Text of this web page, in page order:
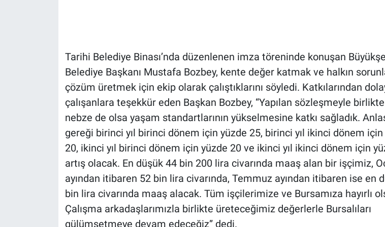
Tarihi Belediye Binası’nda düzenlenen imza töreninde konuşan
Belediye Başkanı Mustafa Bozbey, kente değer katmak ve halkın
çözüm üretmek için ekip olarak çalıştıklarını söyledi. Katkılarından
çalışanlara teşekkür eden Başkan Bozbey, “Yapılan sözleşmeyle
nebze de olsa yaşam standartlarının yükselmesine katkı sağladık.
gereği birinci yıl birinci dönem için yüzde 25, birinci yıl ikinci dönem için
20, ikinci yıl birinci dönem için yüzde 20 ve ikinci yıl ikinci dönem için
artış olacak. En düşük 44 bin 200 lira civarında maaş alan bir işçimiz,
ayından itibaren 52 bin lira civarında, Temmuz ayından itibaren ise en
bin lira civarında maaş alacak. Tüm işçilerimize ve Bursamıza hayırlı
Çalışma arkadaşlarımızla birlikte üreteceğimiz değerlerle Bursalıları
gülümsetmeye devam edeceğiz” dedi.
Koronavirüs
Kültür Sanat
Ne demişti